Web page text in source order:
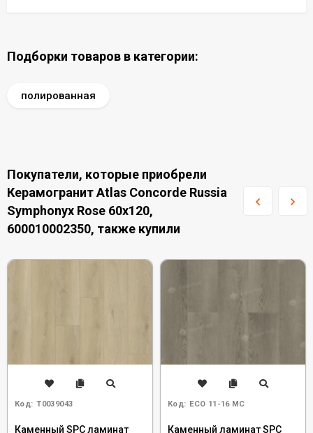
Подборки товаров в категории:
полированная
Покупатели, которые приобрели
Керамогранит Atlas Concorde Russia
Symphonyx Rose 60x120,
600010002350, также купили
Код: Т0039043
Каменный SPC ламинат
Код: ECO 11-16 MC
Каменный ламинат SPC